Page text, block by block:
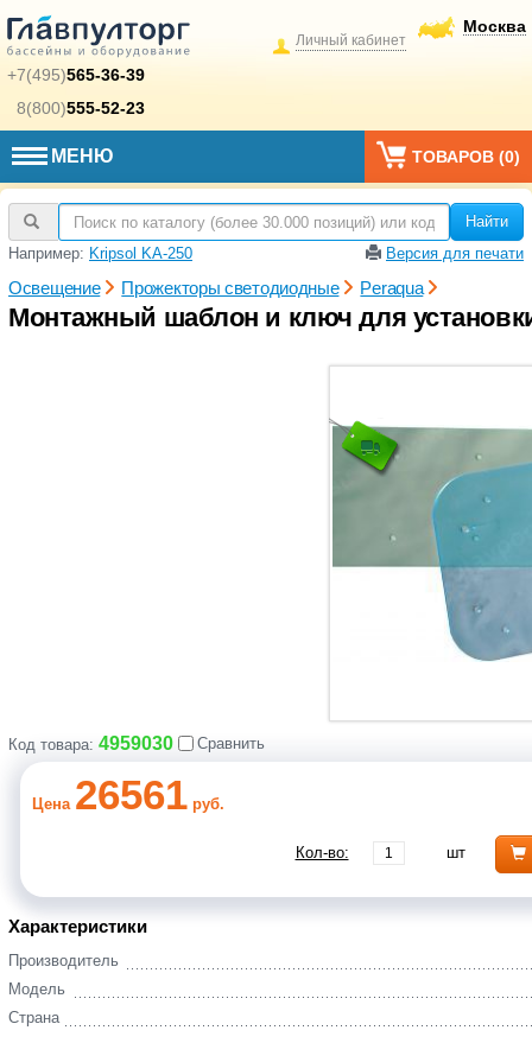
+7(495)565-36-39
8(800)555-52-23
Москва
Личный кабинет
МЕНЮ ТОВАРОВ (0)
Найти
Например: Kripsol KA-250 Версия для печати
Освещение Прожекторы светодиодные Peraqua
Монтажный шаблон и ключ для
Код товара: 4959030 Сравнить
Цена 26561 руб.
Кол-во: шт
Характеристики
Производитель
Модель
Страна